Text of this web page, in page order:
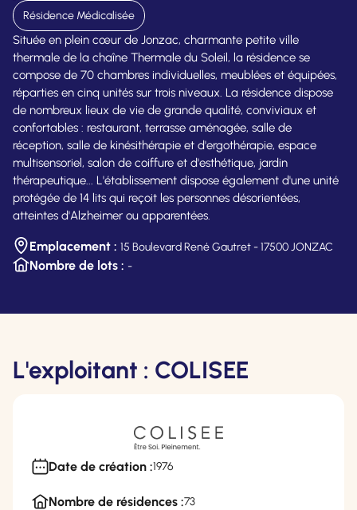
Résidence Médicalisée
Située en plein cœur de Jonzac, charmante petite ville
thermale de la chaîne Thermale du Soleil, la résidence se
compose de 70 chambres individuelles, meublées et équipées,
réparties en cinq unités sur trois niveaux. La résidence dispose
de nombreux lieux de vie de grande qualité, conviviaux et
confortables : restaurant, terrasse aménagée, salle de
réception, salle de kinésithérapie et d'ergothérapie, espace
multisensoriel, salon de coiffure et d'esthétique, jardin
thérapeutique... L'établissement dispose également d'une unité
protégée de 14 lits qui reçoit les personnes désorientées,
atteintes d'Alzheimer ou apparentées.
Emplacement : 15 Boulevard René Gautret - 17500 JONZAC
Nombre de lots : -
L'exploitant : COLISEE
Date de création :1976
Nombre de résidences :73